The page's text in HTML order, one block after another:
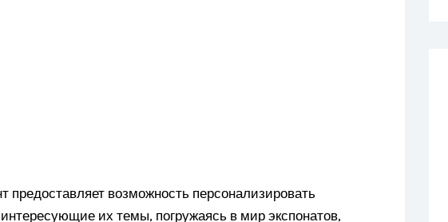
предоставляет возможность персонализировать
их темы, погружаясь в мир экспонатов,